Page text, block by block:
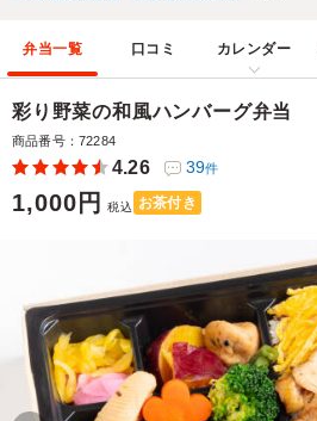
弁当一覧 口コミ カレンダー
彩り野菜の和風ハンバーグ弁当
商品番号：72284
4.26 39件
1,000円 税込 お茶付き